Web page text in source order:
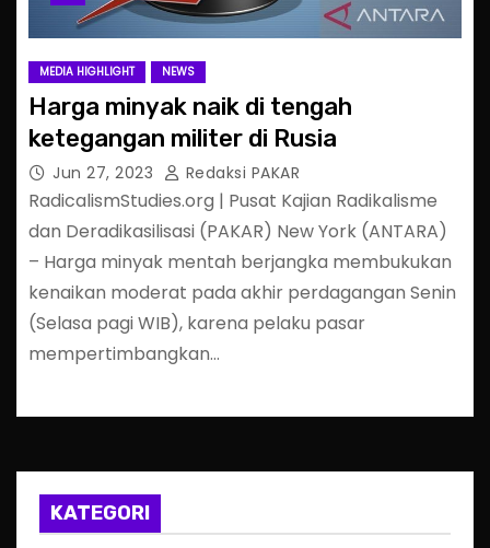
MEDIA HIGHLIGHT NEWS
Harga minyak naik di tengah
ketegangan militer di Rusia
Jun 27, 2023 Redaksi PAKAR
RadicalismStudies.org | Pusat Kajian Radikalisme
dan Deradikasilisasi (PAKAR) New York (ANTARA)
– Harga minyak mentah berjangka membukukan
kenaikan moderat pada akhir perdagangan Senin
(Selasa pagi WIB), karena pelaku pasar
mempertimbangkan…
KATEGORI